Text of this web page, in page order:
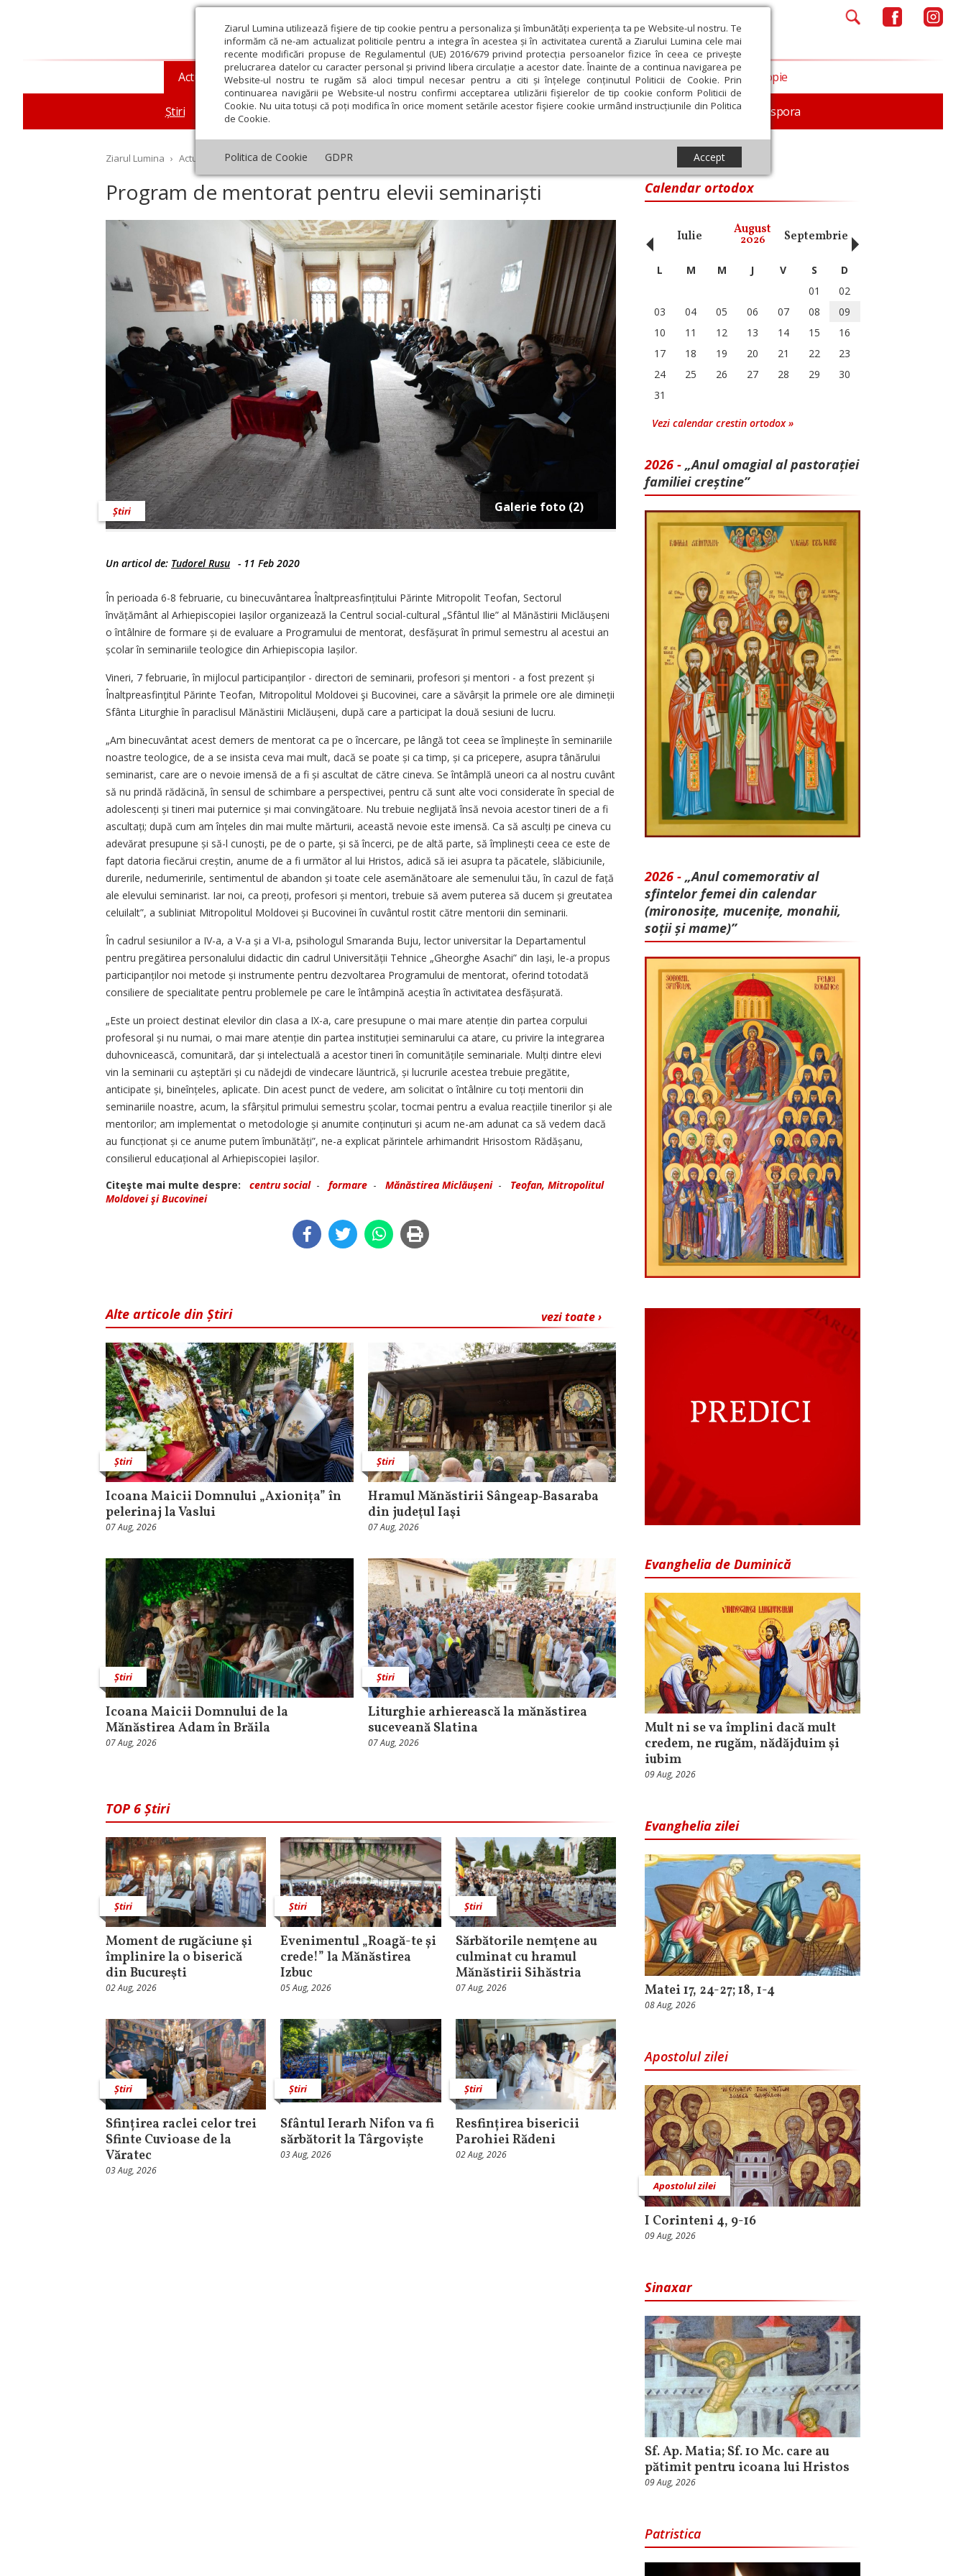
Ziarul Lumina utilizează fişiere de tip cookie pentru a personaliza și îmbunătăți experiența ta pe Website-ul nostru. Te
informăm că ne-am actualizat politicile pentru a integra în acestea și în activitatea curentă a Ziarului Lumina cele mai
recente modificări propuse de Regulamentul (UE) 2016/679 privind protecția persoanelor fizice în ceea ce privește
prelucrarea datelor cu caracter personal și privind libera circulație a acestor date. Înainte de a continua navigarea pe
Website-ul nostru te rugăm să aloci timpul necesar pentru a citi și înțelege conținutul Politicii de Cookie. Prin
continuarea navigării pe Website-ul nostru confirmi acceptarea utilizării fişierelor de tip cookie conform Politicii de
Cookie. Nu uita totuși că poți modifica în orice moment setările acestor fişiere cookie urmând instrucțiunile din Politica
de Cookie.
Politica de Cookie GDPR Accept
Actualitate religioasă
Știri Mesaje și cuvântări An omagial Comunicate de presă Documentar In memoriam Diaspora
Teologie și spiritualitate Educaţie și Cultură Societate Opinii Filantropie
Ziarul Lumina › Actualitate religioasă › Știri › Program de mentorat pentru elevii seminariști
Program de mentorat pentru elevii seminariști
Galerie foto (2)
Știri
Un articol de: Tudorel Rusu - 11 Feb 2020
În perioada 6-8 februarie, cu binecuvântarea Înaltpreasfințitului Părinte Mitropolit Teofan, Sectorul
învățământ al Arhiepiscopiei Iașilor organizează la Centrul social-cultural „Sfântul Ilie” al Mănăstirii Miclăușeni
o întâlnire de formare și de evaluare a Programului de mentorat, desfășurat în primul semestru al acestui an
școlar în seminariile teologice din Arhiepiscopia Iașilor.
Vineri, 7 februarie, în mijlocul participanților - directori de seminarii, profesori și mentori - a fost prezent și
Înaltpreasfinţitul Părinte Teofan, Mitropolitul Moldovei şi Bucovinei, care a săvârșit la primele ore ale dimineții
Sfânta Liturghie în paraclisul Mănăstirii Miclăușeni, după care a participat la două sesiuni de lucru.
„Am binecuvântat acest demers de mentorat ca pe o încercare, pe lângă tot ceea se împlinește în seminariile
noastre teologice, de a se insista ceva mai mult, dacă se poate și ca timp, și ca pricepere, asupra tânărului
seminarist, care are o nevoie imensă de a fi și ascultat de către cineva. Se întâmplă uneori ca al nostru cuvânt
să nu prindă rădăcină, în sensul de schimbare a perspectivei, pentru că sunt alte voci considerate în special de
adolescenți și tineri mai puternice și mai convingătoare. Nu trebuie neglijată însă nevoia acestor tineri de a fi
ascultați; după cum am înțeles din mai multe mărturii, această nevoie este imensă. Ca să asculți pe cineva cu
adevărat presupune și să-l cunoști, pe de o parte, și să încerci, pe de altă parte, să împlinești ceea ce este de
fapt datoria fiecărui creștin, anume de a fi următor al lui Hristos, adică să iei asupra ta păcatele, slăbiciunile,
durerile, nedumeririle, sentimentul de abandon și toate cele asemănătoare ale semenului tău, în cazul de față
ale elevului seminarist. Iar noi, ca preoți, profesori și mentori, trebuie să avem puterea să ducem și greutatea
celuilalt”, a subliniat Mitropolitul Moldovei și Bucovinei în cuvântul rostit către mentorii din seminarii.
În cadrul sesiunilor a IV-a, a V-a și a VI-a, psihologul Smaranda Buju, lector universitar la Departamentul
pentru pregătirea personalului didactic din cadrul Univer­sității Tehnice „Gheorghe Asachi” din Iași, le-a propus
participanților noi metode și instrumente pentru dezvoltarea Programului de mentorat, oferind totodată
consiliere de specialitate pentru problemele pe care le întâmpină aceștia în activitatea desfășurată.
„Este un proiect destinat elevilor din clasa a IX-a, care presupune o mai mare atenție din partea corpului
profesoral și nu numai, o mai mare atenție din partea instituției seminarului ca atare, cu privire la integrarea
duhovnicească, comunitară, dar și intelectuală a acestor tineri în comunitățile seminariale. Mulți dintre elevi
vin la seminarii cu așteptări și cu nădejdi de vindecare lăuntrică, și lucrurile acestea trebuie pregătite,
anticipate și, bineînțeles, aplicate. Din acest punct de vedere, am solicitat o întâlnire cu toți mentorii din
seminariile noastre, acum, la sfârșitul primului semestru școlar, tocmai pentru a evalua reacțiile tinerilor și ale
mentorilor; am implementat o metodologie și anumite conți­nuturi și acum ne-am adunat ca să vedem dacă
au funcționat și ce anume putem îmbunătăți”, ne-a explicat părintele arhimandrit ­Hrisostom Rădășanu,
consilierul educa­țional al Arhiepiscopiei Iașilor.
Citeşte mai multe despre:
centru social- formare - Mănăstirea Miclăușeni- Teofan, Mitropolitul
Moldovei şi Bucovinei
vezi toate ›
Alte articole din Știri
Știri
Icoana Maicii Domnului „Axionița” în
pelerinaj la Vaslui
07 Aug, 2026
Știri
Hramul Mănăstirii Sângeap‑Basaraba
din judeţul Iaşi
07 Aug, 2026
Știri
Icoana Maicii Domnului de la
Mănăstirea Adam în Brăila
07 Aug, 2026
Știri
Liturghie arhierească la mănăstirea
suceveană Slatina
07 Aug, 2026
TOP 6 Știri
Știri
Moment de rugăciune şi
împlinire la o biserică
din Bucureşti
02 Aug, 2026
Știri
Evenimentul „Roagă-te și
crede!” la Mănăstirea
Izbuc
05 Aug, 2026
Știri
Sărbătorile nemţene au
culminat cu hramul
Mănăstirii Sihăstria
07 Aug, 2026
Știri
Sfințirea raclei celor trei
Sfinte Cuvioase de la
Văratec
03 Aug, 2026
Știri
Sfântul Ierarh Nifon va fi
sărbătorit la Târgoviște
03 Aug, 2026
Știri
Resfințirea bisericii
Parohiei Rădeni
02 Aug, 2026
Calendar ortodox
Decembrie Ianuarie Februarie Martie Mai Iunie Iulie August
2026 Septembrie Octombrie
‹ L M M J V S
D
01
02
03
04 05 06 07 08
09
10
11 12 13 14 15
16
17
18 19 20 21 22
23
24
25 26 27 28 29
30
31
Vezi calendar crestin ortodox »
2026 - „Anul omagial al pastorației
familiei creștine”
2026 - „Anul comemorativ al
sfintelor femei din calendar
(mironosițe, mu­cenițe, monahii,
soții și mame)”
Evanghelia de Duminică
Mult ni se va împlini dacă mult
credem, ne rugăm, nădăjduim și
iubim
09 Aug, 2026
Evanghelia zilei
Matei 17, 24-27; 18, 1-4
08 Aug, 2026
Apostolul zilei
Apostolul zilei
I Corinteni 4, 9-16
09 Aug, 2026
Sinaxar
Sf. Ap. Matia; Sf. 10 Mc. care au
pătimit pentru icoana lui Hristos
09 Aug, 2026
Patristica